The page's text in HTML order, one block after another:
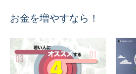
お金を増やすなら！